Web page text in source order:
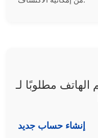
مطلوبًا لـ
إنشاء حساب جديد